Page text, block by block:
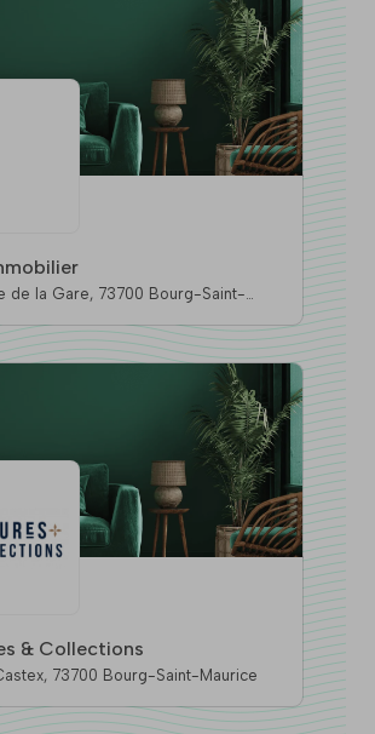
73700 Bourg-Saint-
& Collections
53 Place Castex, 73700 Bourg-Saint-Maurice